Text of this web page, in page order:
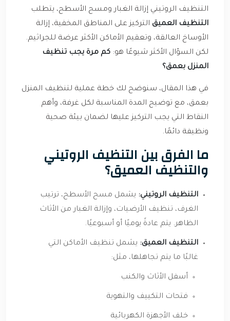
التنظيف الروتيني إزالة الغبار ومسح الأسطح، يتطلب
التنظيف العميق التركيز على المناطق المخفية، إزالة
الأوساخ العالقة، وتعقيم الأماكن الأكثر عرضة للجراثيم.
لكن السؤال الأكثر شيوعًا هو: كم مرة يجب تنظيف
المنزل بعمق؟
في هذا المقال، سنوضح لك خطة عملية لتنظيف المنزل
بعمق، مع توضيح المدة المناسبة لكل غرفة، وأهم
النقاط التي يجب التركيز عليها لضمان بيئة صحية
ونظيفة دائمًا.
ما الفرق بين التنظيف الروتيني
والتنظيف العميق؟
التنظيف الروتيني: يشمل مسح الأسطح، ترتيب
الغرف، تنظيف الأرضيات، وإزالة الغبار من الأثاث
الظاهر. يتم عادةً يوميًا أو أسبوعيًا.
التنظيف العميق: يشمل تنظيف الأماكن التي
غالبًا ما يتم تجاهلها، مثل:
أسفل الأثاث والكنب
فتحات التكييف والتهوية
خلف الأجهزة الكهربائية